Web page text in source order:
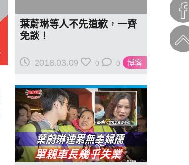
博客
葉蔚琳等人不先道歉，一齊
免談！
2018.03.09 0 0